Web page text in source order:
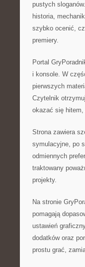
pustych
historia,
szybko ocenić,
premiery.
Portal
i konsole. W
pierwszych
Czytelnik
okazać się hitem,
Strona zawiera
symulacyjne, po
odmiennych
traktowany
projekty.
Na stronie
pomagają
ustawień
dodatków oraz
prostu grać,